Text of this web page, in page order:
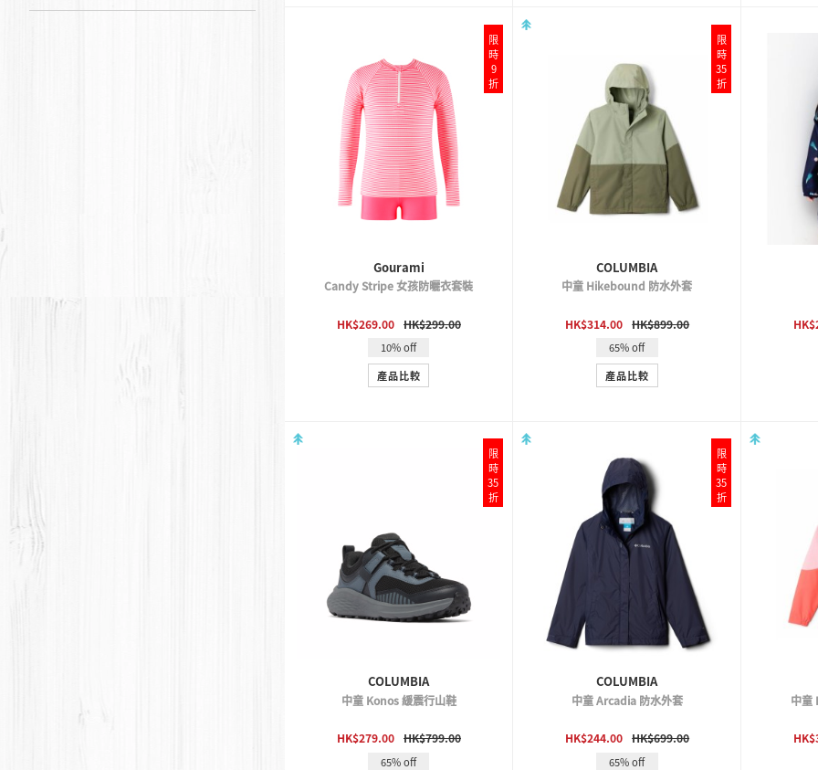
Gourami
Candy Stripe 女孩防曬衣套裝
HK$269.00 HK$299.00
10% off
產品比較
限
時
9
折
COLUMBIA
中童 Hikebound 防水外套
HK$314.00 HK$899.00
65% off
產品比較
限
時
35
折
COLUMBIA
中童 Konos 緩震行山鞋
HK$279.00 HK$799.00
65% off
限
時
35
折
COLUMBIA
中童 Arcadia 防水外套
HK$244.00 HK$699.00
65% off
限
時
35
折
中童